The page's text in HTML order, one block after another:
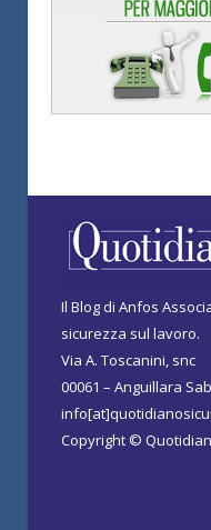
Il Blog di Anfos
sicurezza sul lavoro.
Via A. Toscanini, snc
00061 – Anguillara
Copyright ©